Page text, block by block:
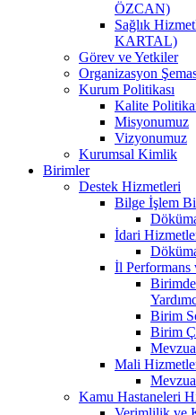
ÖZCAN)
Sağlık
KARTAL)
Görev ve Yetkiler
Organizasyon
Kurum Politikası
Kalite
Misyonumuz
Vizyonumuz
Kurumsal Kimlik
Birimler
Destek Hizmetleri
Bilge İşlem
İdari
İl
Birim
Birim
Mali
Kamu Hastaneleri